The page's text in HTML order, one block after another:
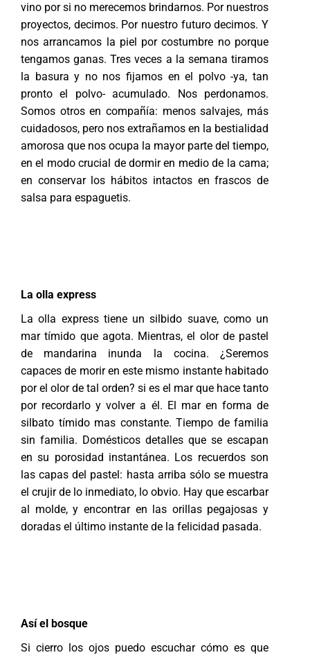
vino por si no merecemos brindarnos. Por nuestros
proyectos, decimos. Por nuestro futuro decimos. Y
nos arrancamos la piel por costumbre no porque
tengamos ganas. Tres veces a la semana tiramos
la basura y no nos fijamos en el polvo -ya, tan
pronto el polvo- acumulado. Nos perdonamos.
Somos otros en compañía: menos salvajes, más
cuidadosos, pero nos extrañamos en la bestialidad
amorosa que nos ocupa la mayor parte del tiempo,
en el modo crucial de dormir en medio de la cama;
en conservar los hábitos intactos en frascos de
salsa para espaguetis.
La olla express
La olla express tiene un silbido suave, como un
mar tímido que agota. Mientras, el olor de pastel
de mandarina inunda la cocina. ¿Seremos
capaces de morir en este mismo instante habitado
por el olor de tal orden? si es el mar que hace tanto
por recordarlo y volver a él. El mar en forma de
silbato tímido mas constante. Tiempo de familia
sin familia. Domésticos detalles que se escapan
en su porosidad instantánea. Los recuerdos son
las capas del pastel: hasta arriba sólo se muestra
el crujir de lo inmediato, lo obvio. Hay que escarbar
al molde, y encontrar en las orillas pegajosas y
doradas el último instante de la felicidad pasada.
Así el bosque
Si cierro los ojos puedo escuchar cómo es que